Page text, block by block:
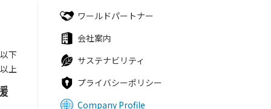
下
上
ワールドパートナー
会社案内
サステナビリティ
プライバシーポリシー
Company Profile